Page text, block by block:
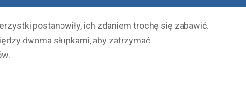
postanowiły, ich zdaniem trochę się zabawić.
dwoma słupkami, aby zatrzymać